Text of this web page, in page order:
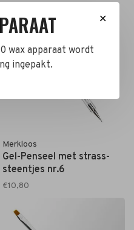
Merkloos
Gel-Penseel met strass-
steentjes nr.6
€10,80
✕
wax apparaat wordt
ingepakt.